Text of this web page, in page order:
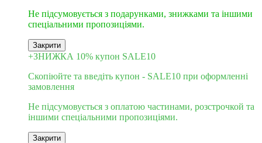
Не підсумовується з подарунками, знижками та іншими
спеціальними пропозиціями.
Закрити
+ЗНИЖКА 10% купон SALE10
Скопіюйте та введіть купон - SALE10 при оформленні
замовлення
Не підсумовується з оплатою частинами, розстрочкой та
іншими спеціальними пропозиціями.
Закрити